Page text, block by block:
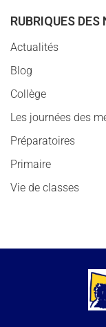
RUBRIQUES DES
Actualités
Blog
Collège
Les journées des
Préparatoires
Primaire
Vie de classes